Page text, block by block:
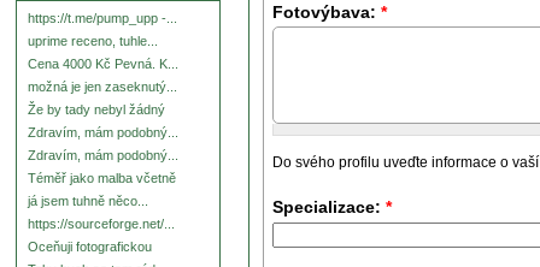
https://t.me/pump_upp -...
uprime receno, tuhle...
Cena 4000 Kč Pevná. K...
možná je jen zaseknutý...
Že by tady nebyl žádný
Zdravím, mám podobný...
Zdravím, mám podobný...
Téměř jako malba včetně
já jsem tuhně něco...
https://sourceforge.net/...
Oceňuji fotografickou
Fotovýbava: *
Do svého profilu uveďte informace o
Specializace: *